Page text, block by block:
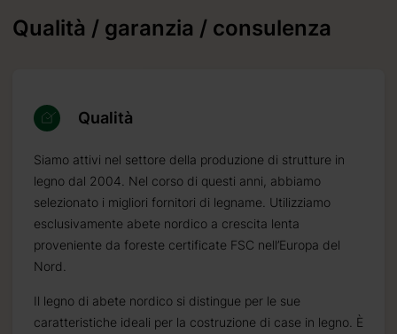
Qualità / garanzia / consulenza
Qualità
Siamo attivi nel settore della produzione di strutture in
legno dal 2004. Nel corso di questi anni, abbiamo
selezionato i migliori fornitori di legname. Utilizziamo
esclusivamente abete nordico a crescita lenta
proveniente da foreste certificate FSC nell’Europa del
Nord.
Il legno di abete nordico si distingue per le sue
caratteristiche ideali per la costruzione di case in legno. È